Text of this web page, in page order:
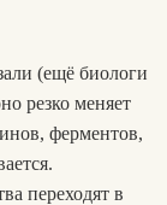
(ещё биологи
резко меняет
ферментов,
переходят в